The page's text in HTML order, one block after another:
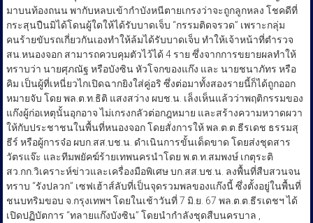
มาบนท้องถนน พากับหลบเข้ากำบังหนีตายเกรงว่าจะถูกลูกหลง โชคดีที่
กระสุนปืนมิได้โดนผู้ใดให้ได้รับบาดเจ็บ “กรรมติดจรวด” เพราะกลุ่ม
คนร้ายขับรถเกี่ยวกันเองทำให้ล้มได้รับบาดเจ็บ ทำให้เจ้าหน้าที่ตำรวจ
สน.หนองจอก สามารถควบคุมตัวไว้ได้ 4 ราย ซึ่งจากการขยายผลทำให้
ทราบว่า นายศุภณัฐ หรือบังซิน หัวโจกของแก๊ง และ นายชนาภัทร หรือ
คิม เป็นผู้ที่เหนี่ยวไกเปิดฉากยิงใส่คู่อริ ซึ่งต่อมาทั้งสองรายนี้ก็ได้ถูกออก
หมายจับ โดย พล.ต.ท.ธิติ แสงสว่าง ผบช.น. เล็งเห็นแล้วว่าพฤติกรรมของ
แก๊งผู้ก่อเหตุนั้นอุกอาจ ไม่เกรงกลัวต่อกฎหมาย และสร้างความหวาดผวา
ให้กับประชาชนในพื้นที่หนองจอก โดยสั่งการให้ พล.ต.ต.ธีรเดช ธรรมสุ
ธีร์ หรือผู้การจ๋อ ผบก.สส.บช.น. ดำเนินการขั้นเด็ดขาด โดยส่งชุดสาร
วัตรแจ๊ะ และทีมพยัคฆ์ร้ายเทพนครนำโดย พ.ต.ท.สมพงษ์ เกตุระติ
สว.กก.วิเคราะห์ข่าวและเครื่องมือพิเศษ บก.สส.บช.น. ลงพื้นที่สืบสวนจน
ทราบ “รังปลวก” เซฟเฮ้าส์ลับที่เป็นจุดรวมพลของแก๊งนี้ ซึ่งตั้งอยู่ในพื้นที่
ชนบทริมขอบ จ.กรุงเทพฯ โดยในเช้าวันที่ 7 มิ.ย. 67 พล.ต.ต.ธีรเดชฯ ได้
เปิดปฏิบัตการ “ทลายแก๊งบังซิน” โดยนำกำลังชุดสืบนครบาล ,